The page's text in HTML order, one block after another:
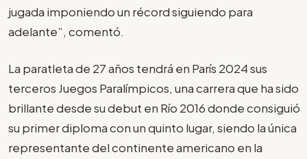
jugada imponiendo un récord siguiendo para
adelante”, comentó.
La paratleta de 27 años tendrá en París 2024 sus
terceros Juegos Paralímpicos, una carrera que ha sido
brillante desde su debut en Río 2016 donde consiguió
su primer diploma con un quinto lugar, siendo la única
representante del continente americano en la